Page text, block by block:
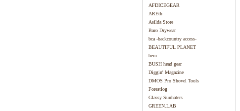
AFDICEGEAR
AREth
Asilda Store
Baro Drywear
bca -backcountry access-
BEAUTIFUL PLANET
bern
BUSH head gear
Diggin' Magazine
DMOS Pro Shovel Tools
Forestlog
Glassy Sunhaters
GREEN.LAB